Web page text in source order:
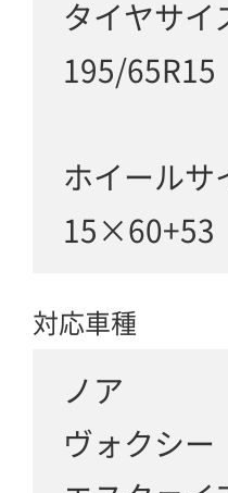
タイヤサイ
195/
ホイールサ
対応車種
ノア
ヴォクシー